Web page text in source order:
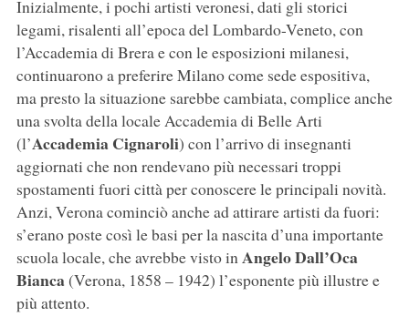
Inizialmente, i pochi artisti veronesi, dati gli storici
legami, risalenti all’epoca del Lombardo-Veneto, con
l’Accademia di Brera e con le esposizioni milanesi,
continuarono a preferire Milano come sede espositiva,
ma presto la situazione sarebbe cambiata, complice anche
una svolta della locale Accademia di Belle Arti
(l’Accademia Cignaroli) con l’arrivo di insegnanti
aggiornati che non rendevano più necessari troppi
spostamenti fuori città per conoscere le principali novità.
Anzi, Verona cominciò anche ad attirare artisti da fuori:
s’erano poste così le basi per la nascita d’una importante
scuola locale, che avrebbe visto inAngelo Dall’Oca
Bianca(Verona, 1858 – 1942) l’esponente più illustre e
più attento.